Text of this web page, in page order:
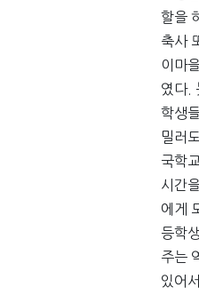
할을
축사
이마
였다.
학생
밀러
국학
시간
에게
등학
주는
있어